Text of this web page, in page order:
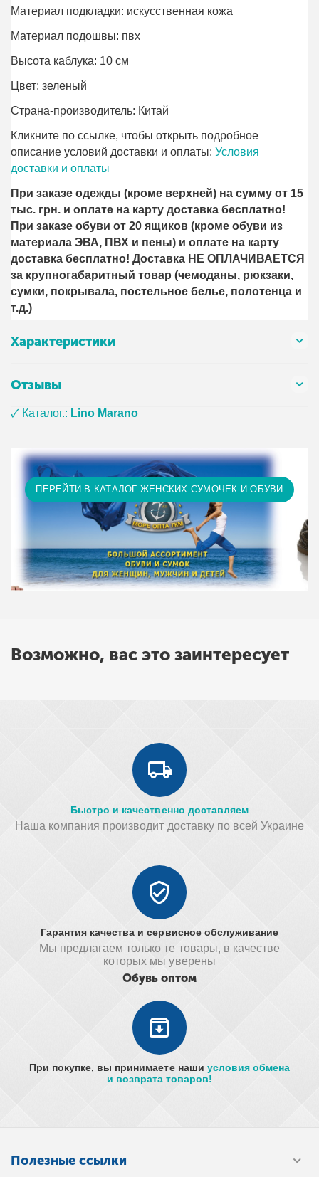
Материал подкладки: искусственная кожа
Материал подошвы: пвх
Высота каблука: 10 см
Цвет: зеленый
Страна-производитель: Китай
Кликните по ссылке, чтобы открыть подробное
описание условий доставки и оплаты:Условия
доставки и оплаты
При заказе одежды (кроме верхней) на сумму от 15
тыс. грн. и оплате на карту доставка бесплатно!
При заказе обуви от 20 ящиков (кроме обуви из
материала ЭВА, ПВХ и пены) и оплате на карту
доставка бесплатно! Доставка НЕ ОПЛАЧИВАЕТСЯ
за крупногабаритный товар (чемоданы, рюкзаки,
сумки, покрывала, постельное белье, полотенца и
т.д.)
Характеристики
Отзывы
🗸 Каталог.: Lino Marano
ПЕРЕЙТИ В КАТАЛОГ ЖЕНСКИХ СУМОЧЕК И ОБУВИ
Возможно, вас это заинтересует
Быстро и качественно доставляем
Наша компания производит доставку по всей Украине
Гарантия качества и сервисное обслуживание
Мы предлагаем только те товары, в качестве
которых мы уверены
Обувь оптом
При покупке, вы принимаете наши условия обмена
и возврата товаров!
Полезные ссылки